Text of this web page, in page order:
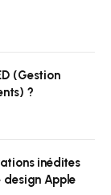
(Gestion
?
inédites
design Apple